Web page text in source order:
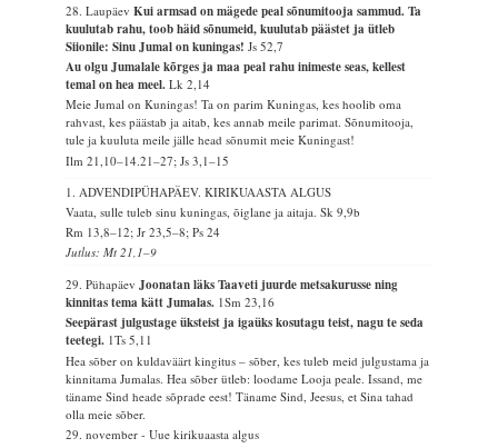
28. LaupäevKui armsad on mägede peal sõnumitooja sammud. Ta
kuulutab rahu, toob häid sõnumeid, kuulutab päästet ja ütleb
Siionile: Sinu Jumal on kuningas!Js 52,7
Au olgu Jumalale kõrges ja maa peal rahu inimeste seas, kellest
temal on hea meel.Lk 2,14
Meie Jumal on Kuningas! Ta on parim Kuningas, kes hoolib oma
rahvast, kes päästab ja aitab, kes annab meile parimat. Sõnumitooja,
tule ja kuuluta meile jälle head sõnumit meie Kuningast!
Ilm 21,10–14.21–27; Js 3,1–15
1. ADVENDIPÜHAPÄEV. KIRIKUAASTA ALGUS
Vaata, sulle tuleb sinu kuningas, õiglane ja aitaja.Sk 9,9b
Rm 13,8–12; Jr 23,5–8; Ps 24
Jutlus: Mt 21,1–9
29. PühapäevJoonatan läks Taaveti juurde metsakurusse ning
kinnitas tema kätt Jumalas. 1Sm 23,16
Seepärast julgustage üksteist ja igaüks kosutagu teist, nagu te seda
teetegi. 1Ts 5,11
Hea sõber on kuldaväärt kingitus – sõber, kes tuleb meid julgustama ja
kinnitama Jumalas. Hea sõber ütleb: loodame Looja peale. Issand, me
täname Sind heade sõprade eest! Täname Sind, Jeesus, et Sina tahad
olla meie sõber.
29. november - Uue kirikuaasta algus